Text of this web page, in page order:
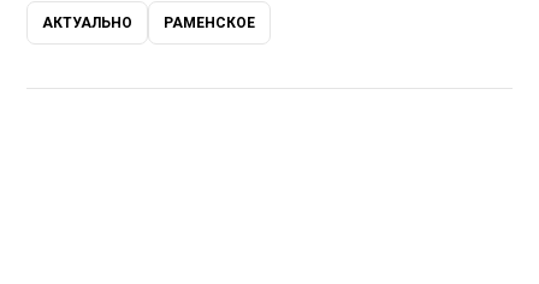
АКТУАЛЬНО РАМЕНСКОЕ